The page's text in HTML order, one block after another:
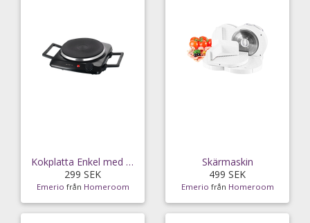
Kokplatta Enkel med handtag
299 SEK
Emerio från Homeroom
Skärmaskin
499 SEK
Emerio från Homeroom